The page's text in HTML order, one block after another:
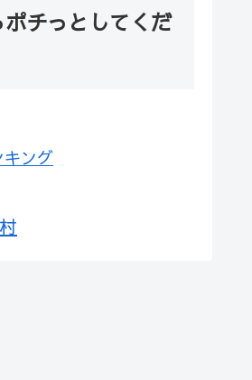
チっとしてくだ
キング